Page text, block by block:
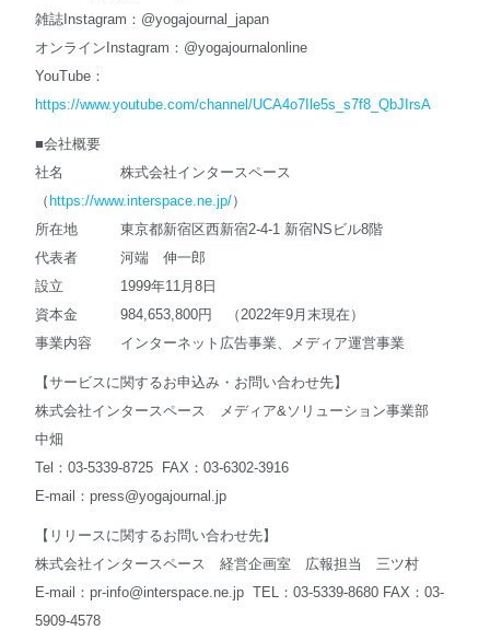
雑誌Instagram：@yogajournal_japan
オンラインInstagram：@yogajournalonline
YouTube：
https://www.youtube.com/channel/UCA4o7Ile5s_s7f8_QbJIrsA
■会社概要
社名 株式会社インタースペース
（https://www.interspace.ne.jp/）
所在地 東京都新宿区西新宿2-4-1 新宿NSビル8階
代表者 河端 伸一郎
設立 1999年11月8日
資本金 984,653,800円 （2022年9月末現在）
事業内容 インターネット広告事業、メディア運営事業
【サービスに関するお申込み・お問い合わせ先】
株式会社インタースペース メディア&ソリューション事業部
中畑
Tel：03-5339-8725 FAX：03-6302-3916
E-mail： press@yogajournal.jp
【リリースに関するお問い合わせ先】
株式会社インタースペース 経営企画室 広報担当 三ツ村
E-mail： pr-info@interspace.ne.jpTEL：03-5339-8680 FAX：03-
5909-4578